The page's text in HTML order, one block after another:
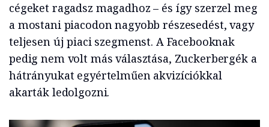
cégeket ragadsz magadhoz – és így szerzel meg
a mostani piacodon nagyobb részesedést, vagy
teljesen új piaci szegmenst. A Facebooknak
pedig nem volt más választása, Zuckerbergék a
hátrányukat egyértelműen akvizíciókkal
akarták ledolgozni.